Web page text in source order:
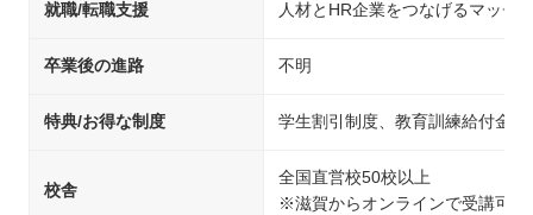
就職/転職支援 人材とHR企業をつなげるマッチ
卒業後の進路 不明
特典/お得な制度 学生割引制度、教育訓練給付金制
校舎
全国直営校50校以上
※滋賀からオンラインで受講可能